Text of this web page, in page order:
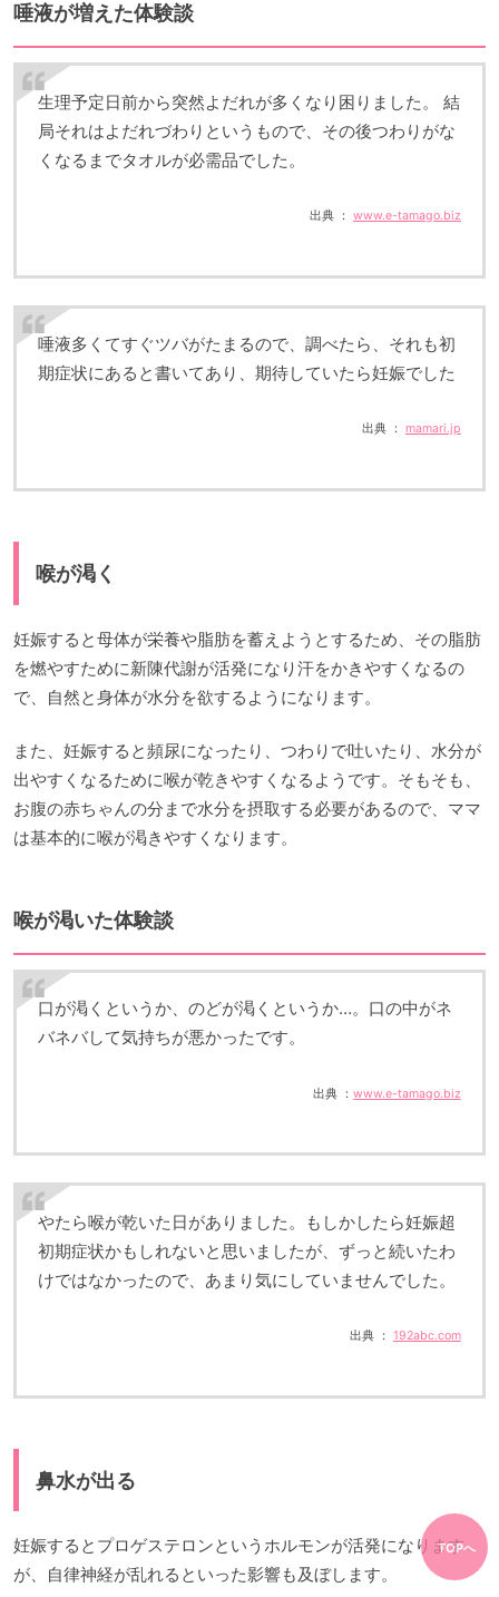
唾液が増えた体験談
生理予定日前から突然よだれが多くなり困りました。 結
局それはよだれづわりというもので、その後つわりがな
くなるまでタオルが必需品でした。
出典 ：www.e-tamago.biz
唾液多くてすぐツバがたまるので、調べたら、それも初
期症状にあると書いてあり、期待していたら妊娠でした
出典 ： mamari.jp
喉が渇く
妊娠すると母体が栄養や脂肪を蓄えようとするため、その脂肪
を燃やすために新陳代謝が活発になり汗をかきやすくなるの
で、自然と身体が水分を欲するようになります。
また、妊娠すると頻尿になったり、つわりで吐いたり、水分が
出やすくなるために喉が乾きやすくなるようです。そもそも、
お腹の赤ちゃんの分まで水分を摂取する必要があるので、ママ
は基本的に喉が渇きやすくなります。
喉が渇いた体験談
口が渇くというか、のどが渇くというか…。口の中がネ
バネバして気持ちが悪かったです。
出典 ：www.e-tamago.biz
やたら喉が乾いた日がありました。もしかしたら妊娠超
初期症状かもしれないと思いましたが、ずっと続いたわ
けではなかったので、あまり気にしていませんでした。
出典 ： 192abc.com
鼻水が出る
妊娠するとプロゲステロンというホルモンが活発になります
が、自律神経が乱れるといった影響も及ぼします。
TOPへ